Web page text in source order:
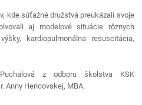
kde súťažné družstvá preukázali svoje
aj modelové situácie rôznych
kardiopulmonálna resuscitácia,
z odboru školstva KSK
Anny Hencovskej, MBA.